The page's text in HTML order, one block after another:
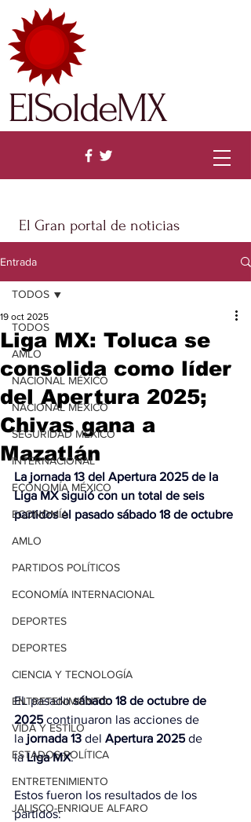
El Gran portal de noticias
ElSoldeMX
Entrada
TODOS
AMLO
NACIONAL MÉXICO
NACIONAL MÉXICO
SEGURIDAD MÉXICO
INTERNACIONAL
ECONOMÍA MÉXICO
ECONOMÍA
AMLO
PARTIDOS POLÍTICOS
ECONOMÍA INTERNACIONAL
DEPORTES
DEPORTES
CIENCIA Y TECNOLOGÍA
ENTRETENIMIENTO
VIDA Y ESTILO
ESTADOS-POLÍTICA
ENTRETENIMIENTO
JALISCO-ENRIQUE ALFARO
TODOS
Liga MX: Toluca se
consolida como líder
del Apertura 2025;
Chivas gana a
Mazatlán
19 oct 2025
La jornada 13 del Apertura 2025 de la
Liga MX siguió con un total de seis
partidos el pasado sábado 18 de octubre
EL pasado sábado 18 de octubre de
2025 continuaron las acciones de
la jornada 13 del Apertura 2025 de
la Liga MX.
Estos fueron los resultados de los
partidos: